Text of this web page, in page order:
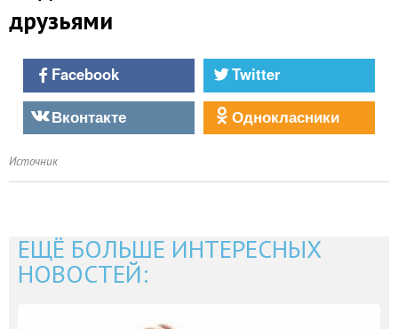
друзьями
Facebook
Twitter
Вконтакте
Однокласники
Источник
ЕЩЁ БОЛЬШЕ ИНТЕРЕСНЫХ
НОВОСТЕЙ: